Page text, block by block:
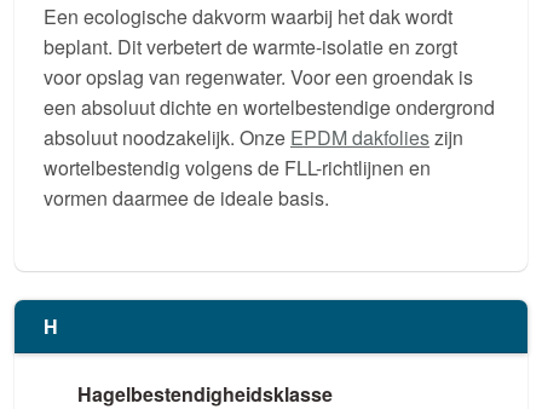
Een ecologische dakvorm waarbij het dak wordt
beplant. Dit verbetert de warmte-isolatie en zorgt
voor opslag van regenwater. Voor een groendak is
een absoluut dichte en wortelbestendige ondergrond
absoluut noodzakelijk. Onze EPDM dakfolieszijn
wortelbestendig volgens de FLL-richtlijnen en
vormen daarmee de ideale basis.
H
Hagelbestendigheidsklasse